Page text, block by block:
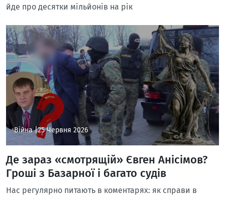
йде про десятки мільйонів на рік
Війна |25 Червня 2026
Де зараз «смотрящій» Євген Анісімов?
Гроші з Базарної і багато судів
Нас регулярно питають в коментарях: як справи в